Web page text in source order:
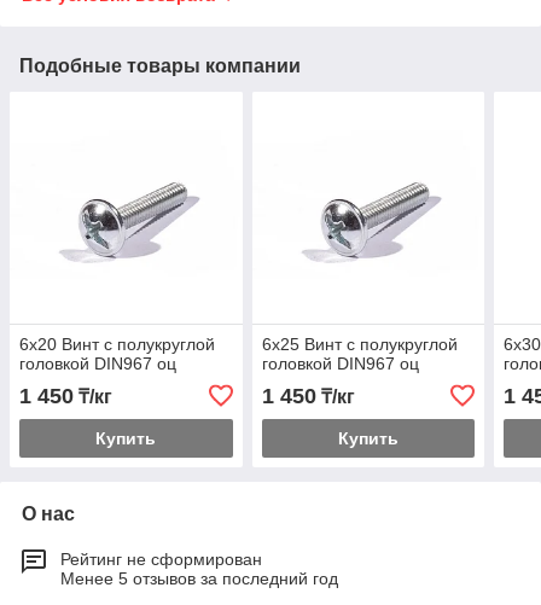
Подобные товары компании
6х20 Винт с полукруглой
головкой DIN967 оц
1 450 ₸/кг
Купить
6х25 Винт с полукруглой
головкой DIN967 оц
1 450₸/кг
Купить
1
О нас
Рейтинг не сформирован
Менее 5 отзывов за последний год